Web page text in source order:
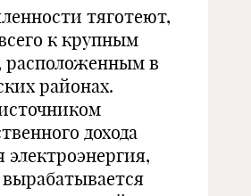
тяготеют,
к крупным
расположенным в
районах.
дохода
электроэнергия,